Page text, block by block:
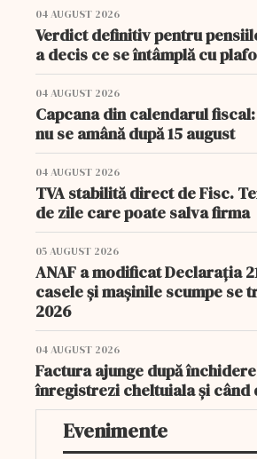
04 AUGUST 2026
Verdict definitiv pentru
a decis ce se întâmplă cu
04 AUGUST 2026
Capcana din calendarul
nu se amână după 15 august
04 AUGUST 2026
TVA stabilită direct de Fisc.
de zile care poate salva firma
05 AUGUST 2026
ANAF a modificat Declarația
casele și mașinile scumpe se
2026
04 AUGUST 2026
Factura ajunge după
înregistrezi cheltuiala și când
Evenimente